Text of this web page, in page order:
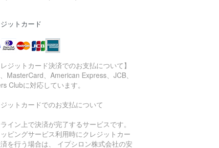
ットカード
レジットカード決済でのお支払について】
MasterCard、American Express、JCB、
Clubに対応しています。
ットカードでのお支払について
イン上で決済が完了するサービスです。
ピングサービス利用時にクレジットカー
済を行う場合は、 イプシロン株式会社の安